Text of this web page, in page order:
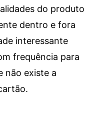
do produto
dentro e fora
interessante
frequência para
não existe a